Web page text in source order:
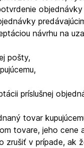
návrhu na
pošty,
príslušnej
tovar
tovare, jeho
zrušiť v prípade,